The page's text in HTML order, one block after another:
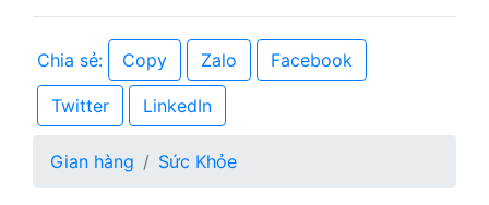
Chia sẻ: Copy Zalo Facebook
Twitter LinkedIn
Gian hàng Sức Khỏe